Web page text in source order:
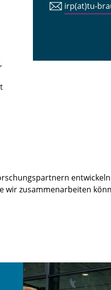
irp(at)tu-
wir zusammenarbeiten